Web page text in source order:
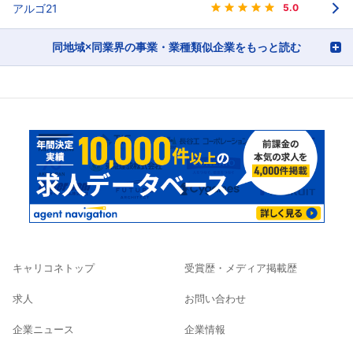
アルゴ21 5.0
同地域×同業界の事業・業種類似企業をもっと読む
キャリコネトップ
求人
企業ニュース
受賞歴・メディア掲載歴
お問い合わせ
企業情報